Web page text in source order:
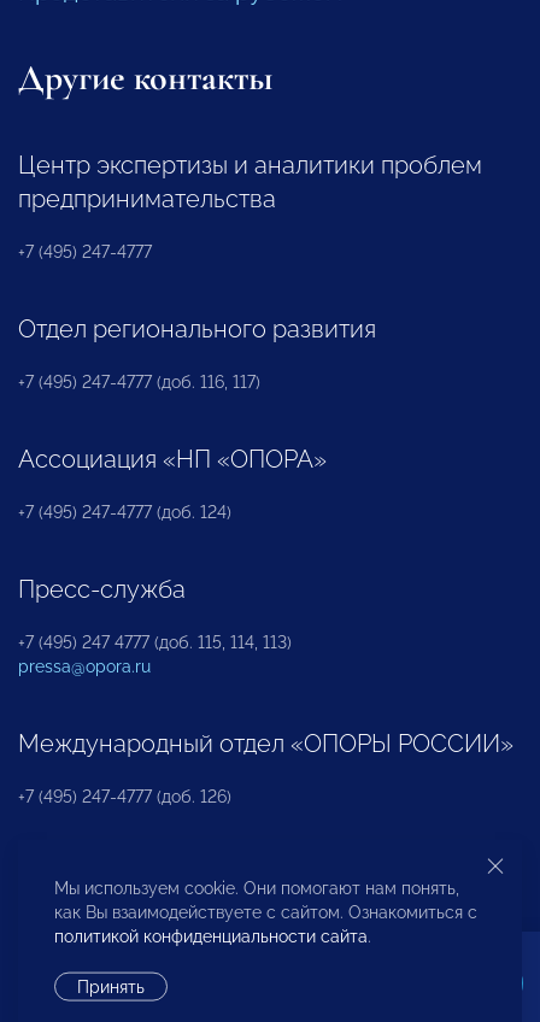
Другие контакты
Центр экспертизы и аналитики проблем
предпринимательства
+7 (495) 247-4777
Отдел регионального развития
+7 (495) 247-4777 (доб. 116, 117)
Ассоциация «НП «ОПОРА»
+7 (495) 247-4777 (доб. 124)
Пресс-служба
+7 (495) 247 4777 (доб. 115, 114, 113)
pressa@opora.ru
Международный отдел «ОПОРЫ РОССИИ»
+7 (495) 247-4777 (доб. 126)
Бюро по защите прав предпринимателей и
инвесторов
Мы используем cookie. Они помогают нам понять,
как Вы взаимодействуете с сайтом. Ознакомиться с
политикой конфиденциальности сайта.
Принять